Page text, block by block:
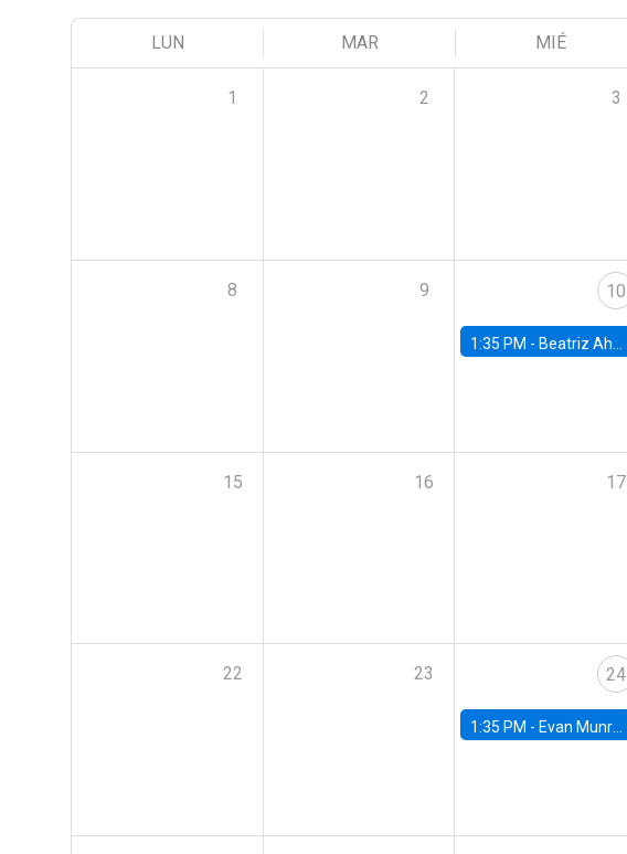
LUN MAR MIÉ
1 2 3
8 9 10
1:35 PM - Beatriz Ahumada, PhD candidate, Universidad de Pittsburgh
15 16 17
22 23 24
1:35 PM - Evan Munro, Neyman Visiting Assistant Professor in the Department of Statistics at UC Berkeley